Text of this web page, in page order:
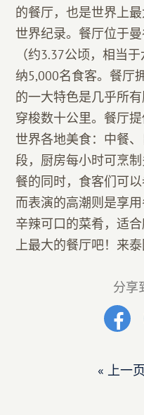
合作伙伴
的餐厅，也是世界上
世界纪录。餐厅位于
（约3.37公顷，相当
纳5,000名食客。餐厅
的一大特色是几乎所
穿梭数十公里。餐厅
世界各地美食：中餐
段，厨房每小时可烹
餐的同时，食客们可
而表演的高潮则是享
辛辣可口的菜肴，适
上最大的餐厅吧！来泰
分享
« 上一页